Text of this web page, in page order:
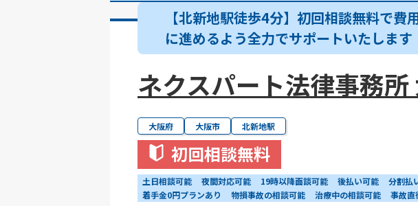
【北新地駅徒歩4分】初回相談無料で
に進めるよう全力でサポートいたします
ネクスパート法律事務所
大阪府 大阪市 北新地駅
初回相談無料
土日相談可能 夜間対応可能 19時以降面談可能 後払い可能 分割払
着手金0円プランあり
物損事故の相談可能 治療中の相談可能 事故直